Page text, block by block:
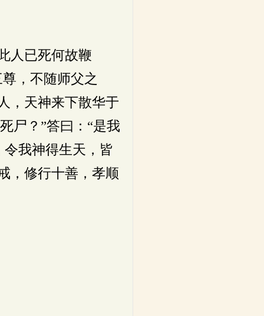
人已死何故鞭
，不随师父之
，天神来下散华于
尸？”答曰：“是我
我神得生天，皆
，修行十善，孝顺